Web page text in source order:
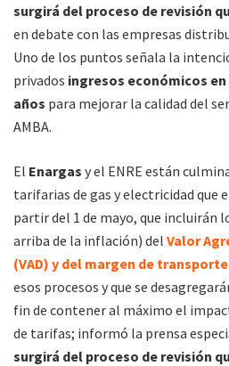
surgirá del proceso de revisión
en debate con las empresas
Uno de los puntos señala la
privados ingresos económicos
años para mejorar la calidad del
AMBA.
El Enargas y el ENRE están
tarifarias de gas y electricidad que
partir del 1 de mayo, que incluirán
arriba de la inflación) del Valor
(VAD) y del margen de transporte
esos procesos y que se
fin de contener al máximo el
de tarifas; informó la prensa
surgirá del proceso de revisión